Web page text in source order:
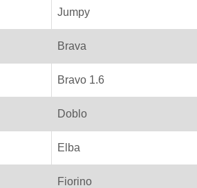
Jumpy
Brava
Bravo 1.6
Doblo
Elba
Fiorino